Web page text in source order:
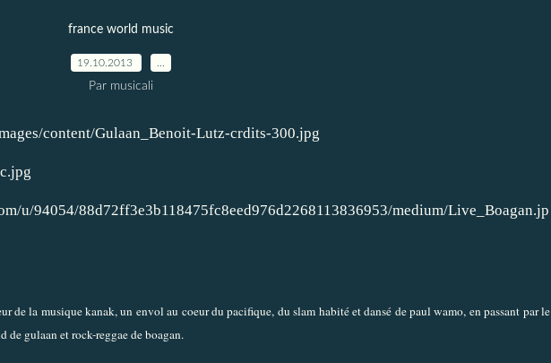
france world music
19.10.2013
Par musicali
de la musique kanak, un envol au coeur du pacifique, du slam habité et dansé de paul wamo, en passant par le
de gulaan et rock-reggae de boagan.